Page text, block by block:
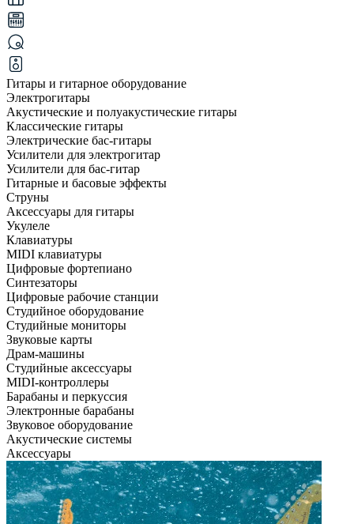
Гитары и гитарное оборудование
Электрогитары
Акустические и полуакустические гитары
Классические гитары
Электрические бас-гитары
Усилители для электрогитар
Усилители для бас-гитар
Гитарные и басовые эффекты
Струны
Аксессуары для гитары
Укулеле
Клавиатуры
MIDI клавиатуры
Цифровые фортепиано
Синтезаторы
Цифровые рабочие станции
Студийное оборудование
Студийные мониторы
Звуковые карты
Драм-машины
Студийные аксессуары
MIDI-контроллеры
Барабаны и перкуссия
Электронные барабаны
Звуковое оборудование
Акустические системы
Аксессуары